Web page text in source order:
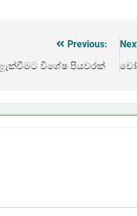
Previous:
විශේෂ පියවරක්